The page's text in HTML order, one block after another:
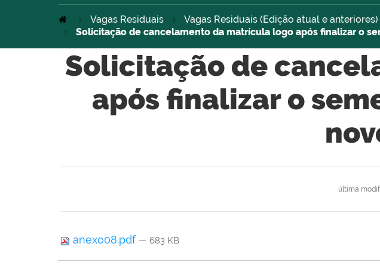
Vagas Residuais Vagas Residuais (Edição atual e anteriores)
Solicitação de cancelamento da matrícula logo após finalizar o
Solicitação de
após finalizar o
última
anexo08.pdf — 683 KB